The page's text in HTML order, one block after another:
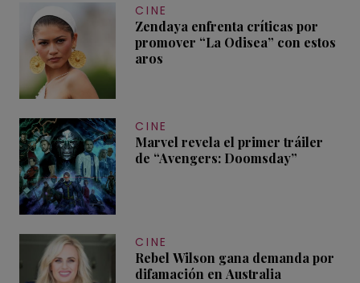
CINE
Zendaya enfrenta críticas por
promover “La Odisea” con estos
aros
CINE
Marvel revela el primer tráiler
de “Avengers: Doomsday”
CINE
Rebel Wilson gana demanda por
difamación en Australia